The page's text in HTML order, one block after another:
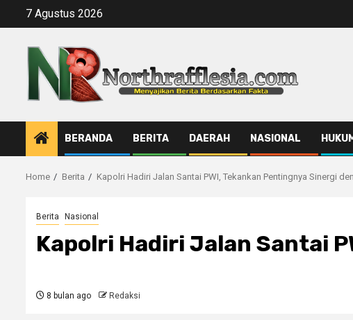
7 Agustus 2026
BERANDA BERITA DAERAH NASIONAL
Home Berita Kapolri Hadiri Jalan Santai PWI, Tekankan Pentingnya Sinergi
Berita Nasional
Kapolri Hadiri Jalan Santai
8 bulan ago Redaksi